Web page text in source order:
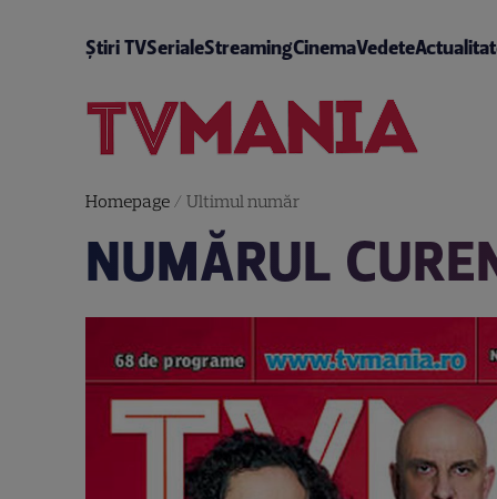
Știri TVSerialeStreamingCinemaVedete
Homepage/ Ultimul număr
NUMĂRUL